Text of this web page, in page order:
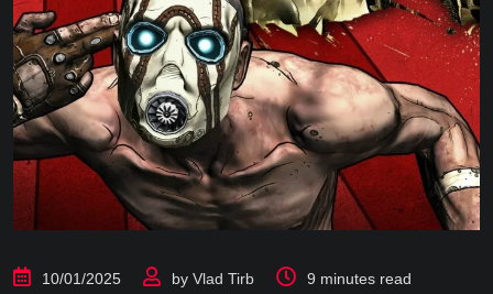
10/01/2025 by Vlad Tirb 9 minutes read